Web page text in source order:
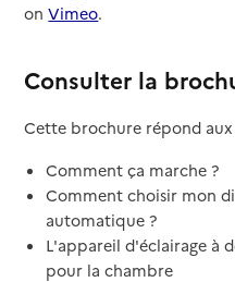
onVimeo.
Consulter la
Cette brochure répond aux
Comment ça marche ?
Comment choisir mon
automatique ?
L'appareil d'éclairage à
pour la chambre